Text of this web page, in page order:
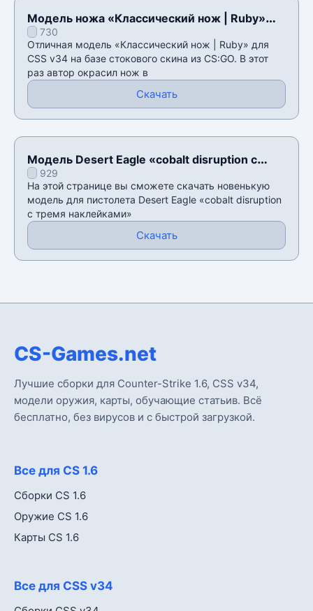
Модель ножа «Классический нож | Ruby»
для CSS v34
730
Отличная модель «Классический нож | Ruby» для
CSS v34 на базе стокового скина из CS:GO. В этот
раз автор окрасил нож в
Скачать
Модель Desert Eagle «cobalt disruption с
тремя наклейками» для CSS v34
929
На этой странице вы сможете скачать новенькую
модель для пистолета Desert Eagle «cobalt disruption
с тремя наклейками»
Скачать
CS-Games.net
Лучшие сборки для Counter-Strike 1.6, CSS v34,
модели оружия, карты, обучающие статьив. Всё
бесплатно, без вирусов и с быстрой загрузкой.
Все для CS 1.6
Сборки CS 1.6
Оружие CS 1.6
Карты CS 1.6
Все для CSS v34